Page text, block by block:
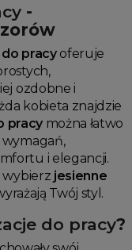
-
pracyoferuje
ozdobne i
kobieta znajdzie
pracymożna łatwo
i elegancji.
wybierz jesienne
Twój styl.
do pracy?